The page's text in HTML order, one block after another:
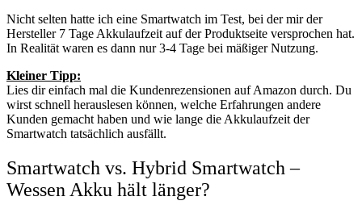
Nicht selten hatte ich eine Smartwatch im Test, bei der mir der
Hersteller 7 Tage Akkulaufzeit auf der Produktseite versprochen hat.
In Realität waren es dann nur 3-4 Tage bei mäßiger Nutzung.
Kleiner Tipp:
Lies dir einfach mal die Kundenrezensionen auf Amazon durch. Du
wirst schnell herauslesen können, welche Erfahrungen andere
Kunden gemacht haben und wie lange die Akkulaufzeit der
Smartwatch tatsächlich ausfällt.
Smartwatch vs. Hybrid Smartwatch –
Wessen Akku hält länger?